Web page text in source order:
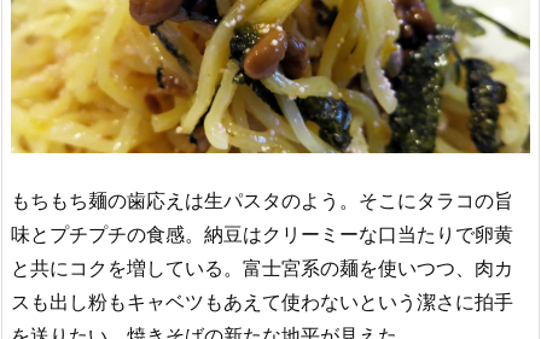
もちもち麺の歯応えは生パスタのよう。そこにタラコの旨
味とプチプチの食感。納豆はクリーミーな口当たりで卵黄
と共にコクを増している。富士宮系の麺を使いつつ、肉カ
スも出し粉もキャベツもあえて使わないという潔さに拍手